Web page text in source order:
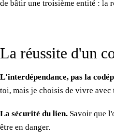
de bâtir une troisième entité : la
La réussite d'un
L'interdépendance, pas la
toi, mais je choisis de vivre avec
La sécurité du lien. Savoir que
être en danger.